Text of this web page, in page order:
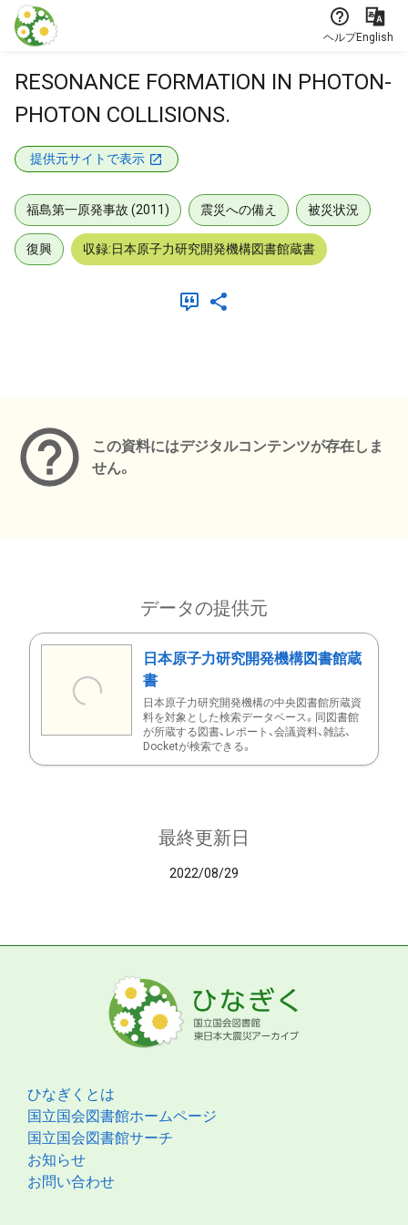
本文に飛ぶ
ヘルプEnglish
RESONANCE FORMATION IN PHOTON-
PHOTON COLLISIONS.
提供元サイトで表示
福島第一原発事故 (2011) 震災への備え 被災状況
復興 収録:日本原子力研究開発機構図書館蔵書
この資料にはデジタルコンテンツが存在しま
せん。
データの提供元
日本原子力研究開発機構図書館蔵
書
日本原子力研究開発機構の中央図書館所蔵資
料を対象とした検索データベース。同図書館
が所蔵する図書、レポート、会議資料、雑誌、
Docketが検索できる。
最終更新日
2022/08/29
ひなぎくとは
国立国会図書館ホームページ
国立国会図書館サーチ
お知らせ
お問い合わせ